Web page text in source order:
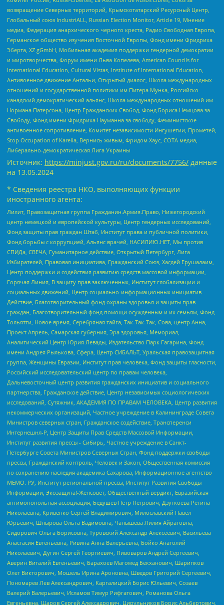
возвращение Северных территорий, Крымскотатарский Ресурсный Центр,
Глобальный союз IndustriALL, Russian Election Monitor, Article 19, Мнение
медиа, Федерация анархического черного креста, Радио Свободная Европа,
Германское общество изучения Восточной Европы, Фонд имени Фридриха
Эберта, XZ gGmbH, Мобильная академия поддержки гендерной демократии
и миротворчества, Форум имени Льва Копелева, American Councils for
International Education, Cultural Vistas, Institute of International Education,
Антивоенное движение Антальи, Открытый диалог, Школа международных
отношений и государственной политики им Питера Мунка, Российско-
канадский демократический альянс, Школа международных отношений им
Нормана Патерсона, Центр Гражданских Свобод, Фонд Бориса Немцова за
Свободу, Фонд имени Фридриха Науманна за свободу, Феминистское
антивоенное сопротивление, Комитет независимости Ингушетии, Прометей,
Stop Occupation of Karelia, Вернись живым, Фридом Хаус, СОТА медиа,
Либерально-демократическая Лига Украины
Источник: https://minjust.gov.ru/ru/documents/7756/ данные
на 13.05.2024
* Сведения реестра НКО, выполняющих функции
иностранного агента:
Лилит, Правозащитная группа Гражданин.Армия.Право, Нижегородский
центр немецкой и европейской культуры, Центр гендерных исследований,
Фонд защиты прав граждан Штаб, Институт права и публичной политики,
Фонд борьбы с коррупцией, Альянс врачей, НАСИЛИЮ.НЕТ, Мы против
СПИДа, СВЕЧА, Гуманитарное действие, Открытый Петербург, Лига
Избирателей, Правовая инициатива, Гражданский Союз, Хасдей Ерушалаим,
Центр поддержки и содействия развитию средств массовой информации,
Горячая Линия, В защиту прав заключенных, Институт глобализации и
социальных движений, Центр социально-информационных инициатив
Действие, Благотворительный фонд охраны здоровья и защиты прав
граждан, Благотворительный фонд помощи осужденным и их семьям, Фонд
Тольятти, Новое время, Серебряная тайга, Так-Так-Так, Сова, центр Анна,
Проект Апрель, Самарская губерния, Эра здоровья, Мемориал,
Аналитический Центр Юрия Левады, Издательство Парк Гагарина, Фонд
имени Андрея Рылькова, Сфера, Центр СИБАЛЬТ, Уральская правозащитная
группа, Женщины Евразии, Институт прав человека, Фонд защиты гласности,
Российский исследовательский центр по правам человека,
Дальневосточный центр развития гражданских инициатив и социального
партнерства, Гражданское действие, Центр независимых социологических
исследований, Сутяжник, АКАДЕМИЯ ПО ПРАВАМ ЧЕЛОВЕКА, Центр развития
некоммерческих организаций, Частное учреждение в Калининграде Совета
Министров северных стран, Гражданское содействие, Трансперенси
Интернешнл-Р, Центр Защиты Прав Средств Массовой Информации,
Институт развития прессы - Сибирь, Частное учреждение в Санкт-
Петербурге Совета Министров Северных Стран, Фонд поддержки свободы
прессы, Гражданский контроль, Человек и Закон, Общественная комиссия
по сохранению наследия академика Сахарова, Информационное агентство
МЕМО. РУ, Институт региональной прессы, Институт Развития Свободы
Информации, Экозащита!-Женсовет, Общественный вердикт, Евразийская
антимонопольная ассоциация, Бедушев Петр Петрович, Дзугкоева Регина
Николаевна, Кривенко Сергей Владимирович, Милославский Павел
Юрьевич, Шнырова Ольга Вадимовна, Чанышева Лилия Айратовна,
Сидорович Ольга Борисовна, Туровский Александр Алексеевич, Васильева
Анастасия Евгеньевна, Ривина Анна Валерьевна, Бойко Анатолий
Николаевич, Дугин Сергей Георгиевич, Пивоваров Андрей Сергеевич,
Аверин Виталий Евгеньевич, Барахоев Магомед Бекханович, Шарипков
Олег Викторович, Мошель Ирина Ароновна, Шведов Григорий Сергеевич,
Пономарев Лев Александрович, Каргалицкий Борис Юльевич, Созаев
Валерий Валерьевич, Исламов Тимур Рифгатович, Романова Ольга
Евгеньевна, Щаров Сергей Алексадрович, Цирульников Борис Альбертович,